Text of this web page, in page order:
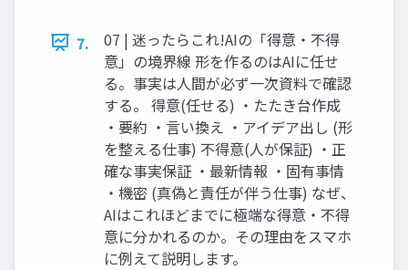
7.
07 | 迷ったらこれ!AIの「得意・不得
意」の境界線 形を作るのはAIに任せ
る。事実は人間が必ず一次資料で確認
する。 得意(任せる) ・たたき台作成
・要約 ・言い換え ・アイデア出し (形
を整える仕事) 不得意(人が保証) ・正
確な事実保証 ・最新情報 ・固有事情
・機密 (真偽と責任が伴う仕事) なぜ、
AIはこれほどまでに極端な得意・不得
意に分かれるのか。その理由をスマホ
に例えて説明します。